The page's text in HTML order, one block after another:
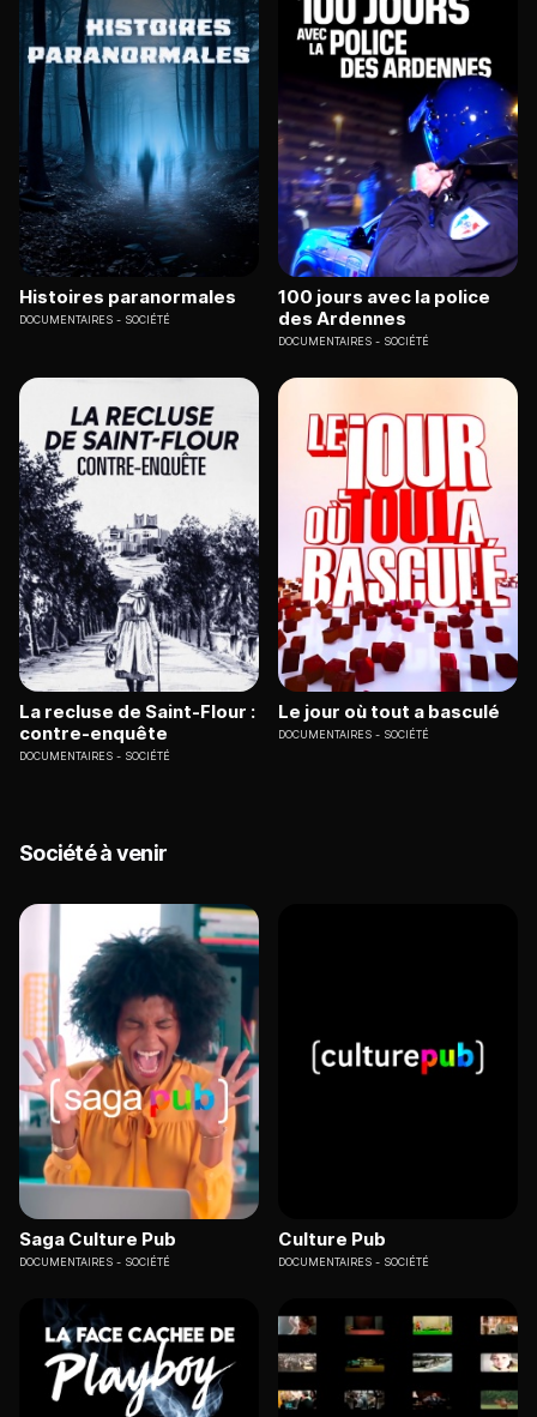
Histoires paranormales
DOCUMENTAIRES SOCIÉTÉ
100 jours avec la police
des Ardennes
DOCUMENTAIRES SOCIÉTÉ
La recluse de Saint-Flour :
contre-enquête
DOCUMENTAIRES SOCIÉTÉ
Le jour où tout a basculé
DOCUMENTAIRES SOCIÉTÉ
Société à venir
Saga Culture Pub
DOCUMENTAIRES SOCIÉTÉ
Culture Pub
DOCUMENTAIRES SOCIÉTÉ